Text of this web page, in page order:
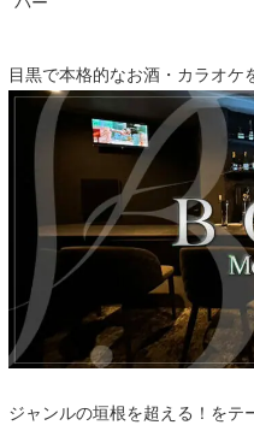
目黒で本格的なお酒・カラオケ
ジャンルの垣根を超える！をテ